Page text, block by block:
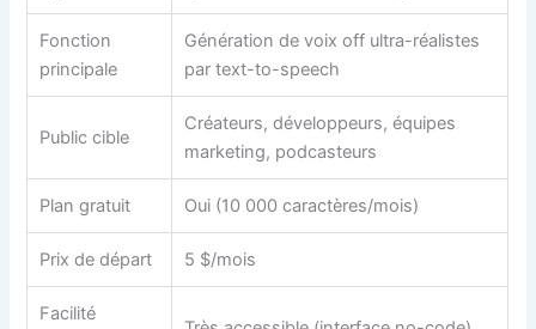
Fonction
principale
Génération de voix off ultra-réalistes
par text-to-speech
Public cible
Créateurs, développeurs, équipes
marketing, podcasteurs
Plan gratuit Oui (10 000 caractères/mois)
Prix de départ 5 $/mois
Facilité